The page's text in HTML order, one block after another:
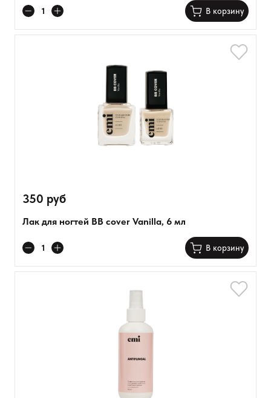
В корзину
350 руб
Лак для ногтей BB cover Vanilla, 6 мл
В корзину